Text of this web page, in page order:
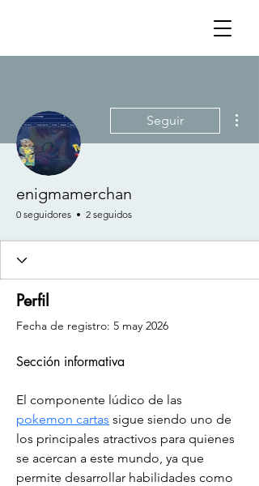
Seguir
enigmamerchan
0 seguidores 2 seguidos
Perfil
Fecha de registro: 5 may 2026
Sección informativa
El componente lúdico de las
pokemon cartas sigue siendo uno de
los principales atractivos para quienes
se acercan a este mundo, ya que
permite desarrollar habilidades como